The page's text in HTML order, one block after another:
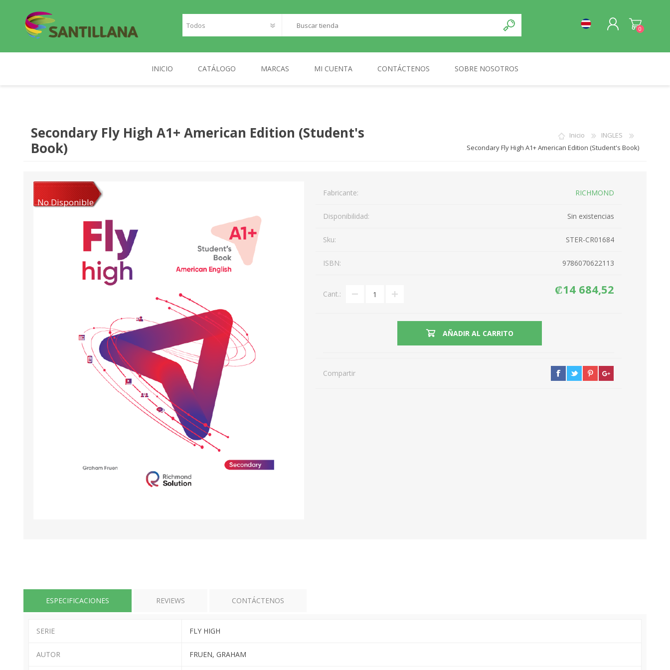
0
INICIO CATÁLOGO MARCAS MI CUENTA CONTÁCTENOS SOBRE NOSOTROS
Inicio
INGLES
Secondary Fly High A1+ American Edition (Student's Book)
Secondary Fly High A1+ American Edition (Student's
Book)
No Disponible
Fabricante: RICHMOND
Disponibilidad: Sin existencias
Sku: STER-CR01684
ISBN: 9786070622113
₡14 684,52
Cant.:
AÑADIR AL CARRITO
Compartir
ESPECIFICACIONES REVIEWS CONTÁCTENOS
SERIE FLY HIGH
AUTOR FRUEN, GRAHAM